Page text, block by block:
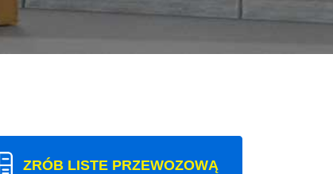
ZRÓB LISTE PRZEWOZOWĄ